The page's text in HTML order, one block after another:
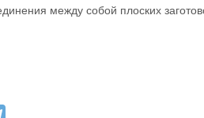
между собой плоских